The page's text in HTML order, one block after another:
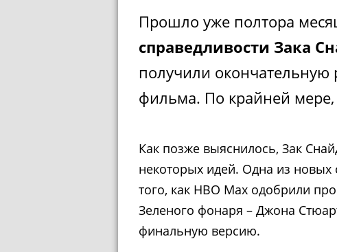
Прошло уже полтора
справедливости Зака
получили окончательную
фильма. По крайней мере,
Как позже выяснилось, Зак
некоторых идей. Одна из новых
того, как HBO Max одобрили
Зеленого фонаря – Джона
финальную версию.